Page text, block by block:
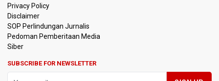
Terkait Temuan 995 Pucuk Senjata, Yayasan Sekolah: Tak
Ada Ekskul Menembak
KPK Terima Permintaan Kejaksaan Agung Periksa Febrie
Adriansyah
Kementerian ESDM Kaji Pengembangan PLTS Sepanjang
Privacy Policy
Disclaimer
SOP Perlindungan Jurnalis
Pedoman Pemberitaan Media
Siber
SUBSCRIBE FOR NEWSLETTER